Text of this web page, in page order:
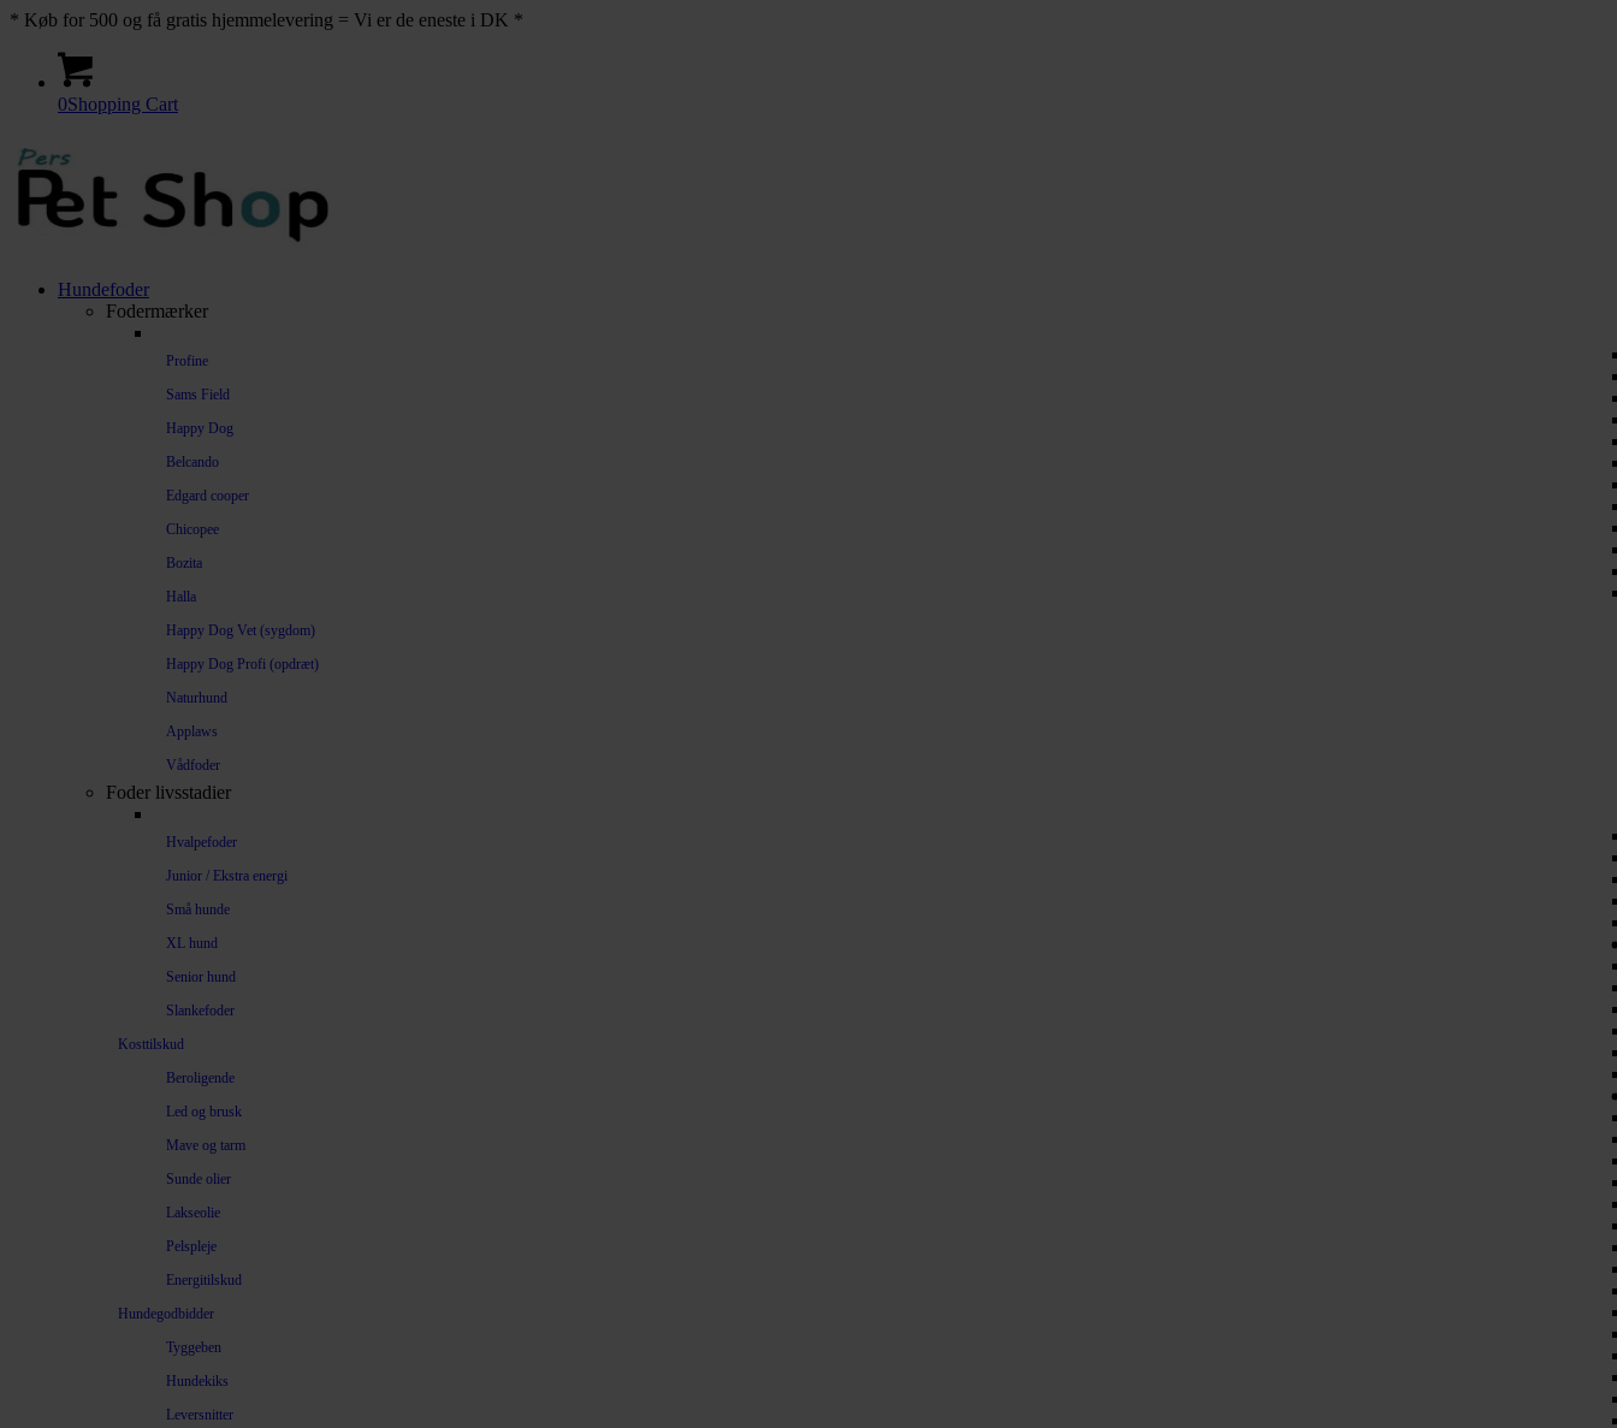
* Køb for 500 og få gratis hjemmelevering = Vi er de eneste i DK *
0Shopping Cart
Hundefoder
Fodermærker
Profine
Sams Field
Happy Dog
Belcando
Edgard cooper
Chicopee
Bozita
Halla
Happy Dog Vet (sygdom)
Happy Dog Profi (opdræt)
Naturhund
Applaws
Vådfoder
Foder livsstadier
Hvalpefoder
Junior / Ekstra energi
Små hunde
XL hund
Senior hund
Slankefoder
Kosttilskud
Beroligende
Led og brusk
Mave og tarm
Sunde olier
Lakseolie
Pelspleje
Energitilskud
Hundegodbidder
Tyggeben
Hundekiks
Leversnitter